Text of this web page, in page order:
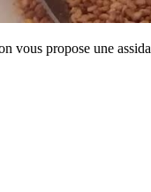
vous propose une